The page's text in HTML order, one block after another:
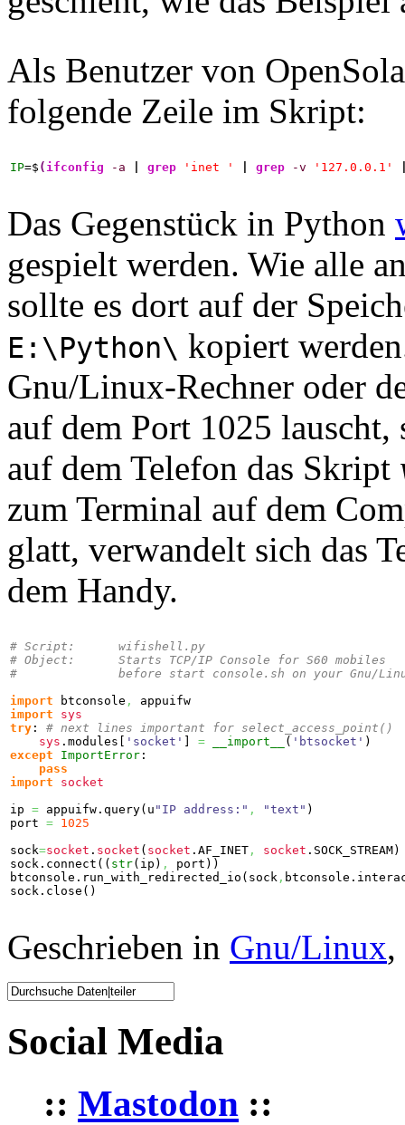
Als Benutzer von
folgende Zeile im Skript:
IP=$ ( ifconfig -a grep 'inet ' grep -v '127.0.0.1'
Das Gegenstück in Python
gespielt werden. Wie alle
sollte es dort auf der
E:\Python\ kopiert
Gnu/Linux-Rechner oder
auf dem Port 1025
auf dem Telefon das Skript
zum Terminal auf dem
glatt, verwandelt sich das
dem Handy.
# Script:      wifishell.py
# Object:      Starts TCP/IP Console for S60 mobiles
#              before start console.sh on your Gnu/
import btconsole ,
import
sys
try : # next lines important for select_access_point()
sys . modules 'socket' = __import__ ( 'btsocket' )
except
ImportError :
pass
import
socket
ip = appuifw. query( u "IP address:" , "text" )
port = 1025
sock=socket . socket ( socket . AF_INET , socket . SOCK_STREAM)
sock. connect ( ( str( ip ) , port ) )
btconsole. run_with_redirected_io ( sock , btconsole.
sock. close ( )
Geschrieben in Gnu/Linux,
Social Media
:: Mastodon ::